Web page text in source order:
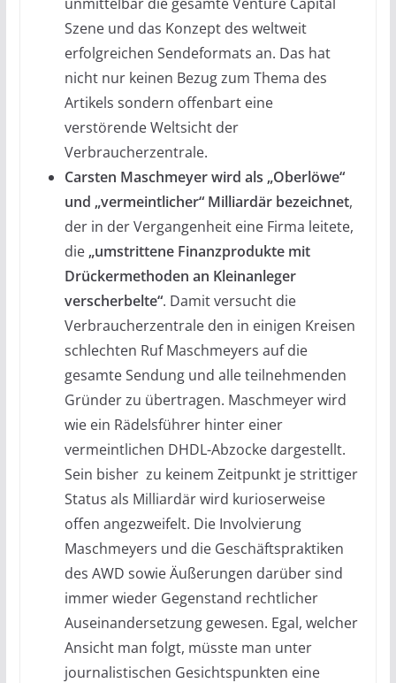
Szene und das Konzept des weltweit
erfolgreichen Sendeformats an. Das hat
nicht nur keinen Bezug zum Thema des
Artikels sondern offenbart eine
verstörende Weltsicht der
Verbraucherzentrale.
Carsten Maschmeyer wird als „Oberlöwe“
und „vermeintlicher“ Milliardär bezeichnet,
der in der Vergangenheit eine Firma leitete,
die „umstrittene Finanzprodukte mit
Drückermethoden an Kleinanleger
verscherbelte“. Damit versucht die
Verbraucherzentrale den in einigen Kreisen
schlechten Ruf Maschmeyers auf die
gesamte Sendung und alle teilnehmenden
Gründer zu übertragen. Maschmeyer wird
wie ein Rädelsführer hinter einer
vermeintlichen DHDL-Abzocke dargestellt.
Sein bisher zu keinem Zeitpunkt je strittiger
Status als Milliardär wird kurioserweise
offen angezweifelt. Die Involvierung
Maschmeyers und die Geschäftspraktiken
des AWD sowie Äußerungen darüber sind
immer wieder Gegenstand rechtlicher
Auseinandersetzung gewesen. Egal, welcher
Ansicht man folgt, müsste man unter
journalistischen Gesichtspunkten eine